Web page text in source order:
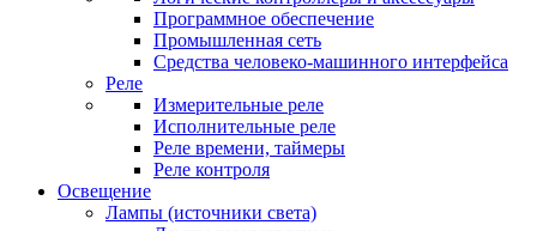
Программное обеспечение
Промышленная сеть
Средства человеко-машинного интерфейса
Реле
Измерительные реле
Исполнительные реле
Реле времени, таймеры
Реле контроля
Освещение
Лампы (источники света)